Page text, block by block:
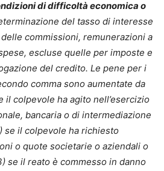
di difficoltà economica o
del tasso di interesse
commissioni, remunerazioni a
escluse quelle per imposte e
del credito. Le pene per i
comma sono aumentate da
il colpevole ha agito nell’esercizio
bancaria o di intermediazione
se il colpevole ha richiesto
o quote societarie o aziendali o
se il reato è commesso in danno